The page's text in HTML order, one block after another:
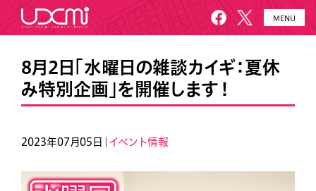
MENU
HOME UDCMiとは
施設概要 美園について
8月2日「水曜日の雑談カイギ：夏休
み特別企画」を開催します！
2023年07月05日｜ イベント情報